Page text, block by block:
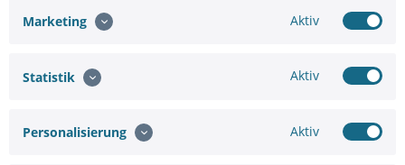
Marketing Aktiv
Statistik Aktiv
Personalisierung Aktiv